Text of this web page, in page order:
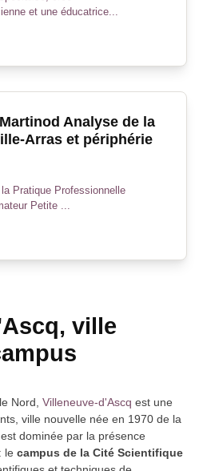
et une éducatrice...
Analyse de la
Arras et périphérie
Pratique Professionnelle
Petite ...
ville
Nord, Villeneuve-d'Ascq est une
ville nouvelle née en 1970 de la
dominée par la présence
le campus de la Cité Scientifique